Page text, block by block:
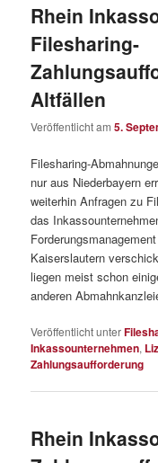
Rhein
Filesharing-
Altfällen
Veröffentlicht am5.
Filesharing-
nur aus Niederbayern
weiterhin Anfragen zu
das
Kaiserslautern
liegen meist schon
anderen
Veröffentlicht unter
Inkassounternehmen,
Zahlungsaufforderung
Rhein